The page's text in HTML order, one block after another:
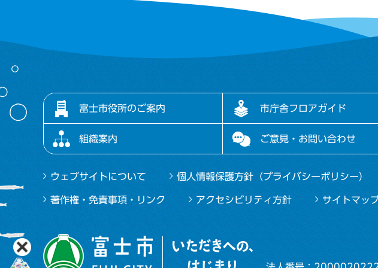
富士市役所のご案内 市庁舎フロアガイド
組織案内 ご意見・お問い合わせ
ウェブサイトについて 個人情報保護方針（プライバシーポリシー）
著作権・免責事項・リンク アクセシビリティ方針 サイトマッ